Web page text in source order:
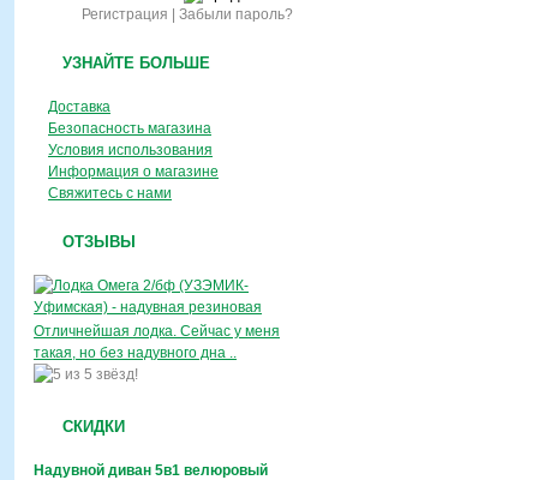
Регистрация Забыли пароль?
УЗНАЙТЕ БОЛЬШЕ
Доставка
Безопасность магазина
Условия использования
Информация о магазине
Свяжитесь с нами
ОТЗЫВЫ
Отличнейшая лодка. Сейчас у меня
такая, но без надувного дна ..
СКИДКИ
Надувной диван 5в1 велюровый